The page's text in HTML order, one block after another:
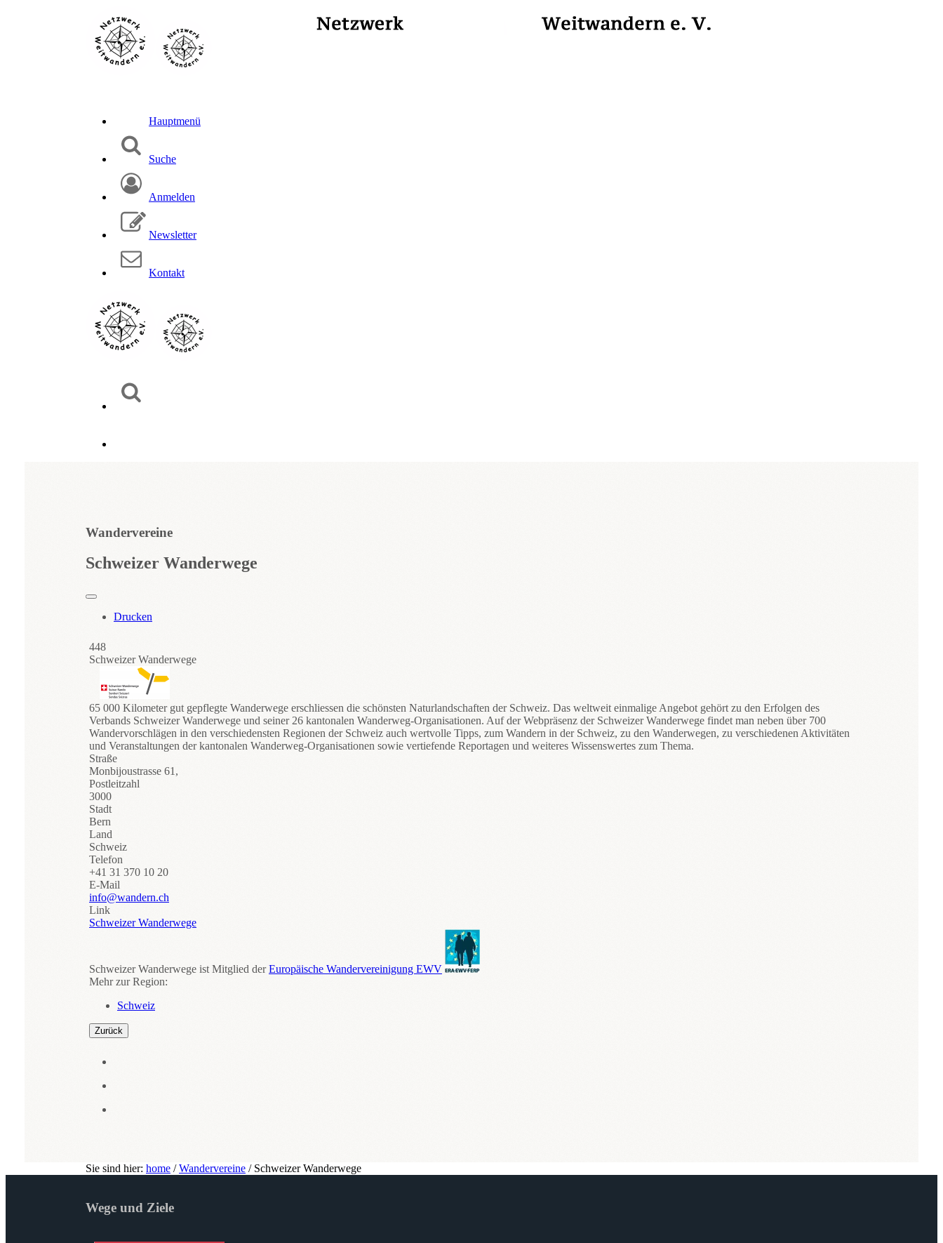
Hauptmenü
Suche
Anmelden
Newsletter
Kontakt
Wandervereine
Schweizer Wanderwege
Drucken
448
Schweizer Wanderwege
65 000 Kilometer gut gepflegte Wanderwege erschliessen die schönsten Naturlandschaften der Schweiz. Das weltweit einmalige Angebot gehört zu den Erfolgen des
Verbands Schweizer Wanderwege und seiner 26 kantonalen Wanderweg-Organisationen. Auf der Webpräsenz der Schweizer Wanderwege findet man neben über 700
Wandervorschlägen in den verschiedensten Regionen der Schweiz auch wertvolle Tipps, zum Wandern in der Schweiz, zu den Wanderwegen, zu verschiedenen Aktivitäten
und Veranstaltungen der kantonalen Wanderweg-Organisationen sowie vertiefende Reportagen und weiteres Wissenswertes zum Thema.
Straße
Monbijoustrasse 61,
Postleitzahl
3000
Stadt
Bern
Land
Schweiz
Telefon
+41 31 370 10 20
E-Mail
info@wandern.ch
Link
Schweizer Wanderwege
Schweizer Wanderwege ist Mitglied derEuropäische Wandervereinigung EWV
Mehr zur Region:
Schweiz
Zurück
Sie sind hier: home /Wandervereine / Schweizer Wanderwege
Wege und Ziele